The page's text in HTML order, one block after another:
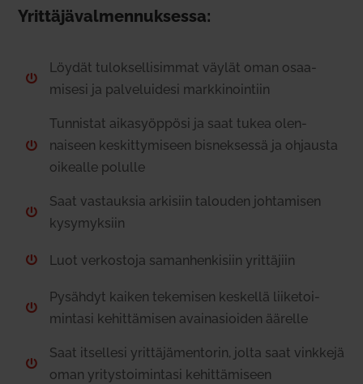
Yrit­tä­jä­val­men­nuk­sessa:

Löydät tulok­sel­li­simmat väylät oman osaa­
misesi ja pal­ve­luidesi mark­ki­nointiin

Tun­nistat aika­syöppösi ja saat tukea olen­
naiseen kes­kit­ty­miseen bis­nek­sessä ja ohjausta
oikealle polulle

Saat vas­tauksia arkisiin talouden joh­ta­misen
kysy­myksiin
 Luot ver­kostoja saman­hen­kisiin yrit­täjiin

Pysähdyt kaiken teke­misen kes­kellä lii­ke­toi­
mintasi kehit­tä­misen avai­n­asioiden äärelle

Saat itsellesi yrit­tä­jä­men­torin, jolta saat vinkkejä
oman yri­tys­toi­mintasi kehit­tä­miseen